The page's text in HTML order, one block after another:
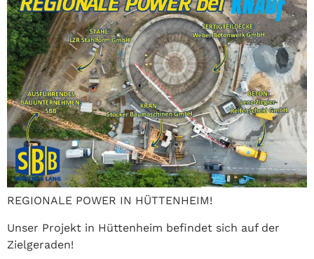
REGIONALE POWER IN HÜTTENHEIM!
Unser Projekt in Hüttenheim befindet sich auf der
Zielgeraden!